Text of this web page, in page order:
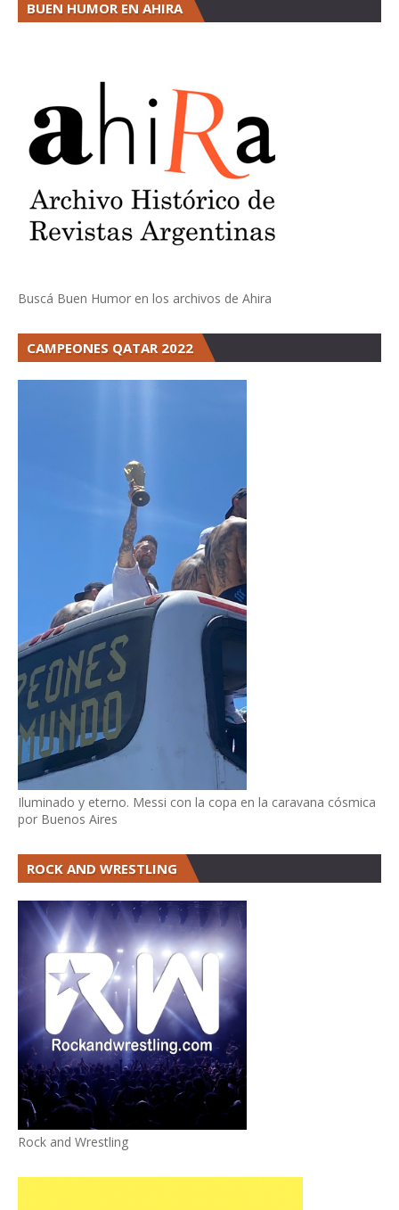
BUEN HUMOR EN AHIRA
Buscá Buen Humor en los archivos de Ahira
CAMPEONES QATAR 2022
Iluminado y eterno. Messi con la copa en la caravana cósmica
por Buenos Aires
ROCK AND WRESTLING
Rock and Wrestling